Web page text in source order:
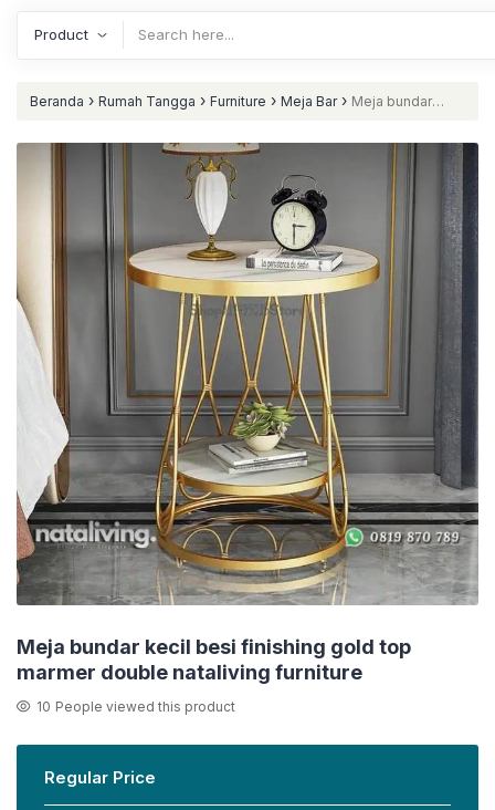
Beranda › Rumah Tangga › Furniture › Meja Bar › Meja bundar
Meja bundar kecil besi finishing gold top
marmer double nataliving furniture
10 People viewed this product
Regular Price